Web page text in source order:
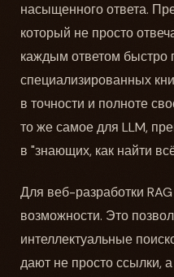
насыщенного ответа.
который не просто
каждым ответом быстро
специализированных
в точности и полноте
то же самое для LLM,
в "знающих, как найти
Для веб-разработки
возможности. Это
интеллектуальные
дают не просто ссылки,